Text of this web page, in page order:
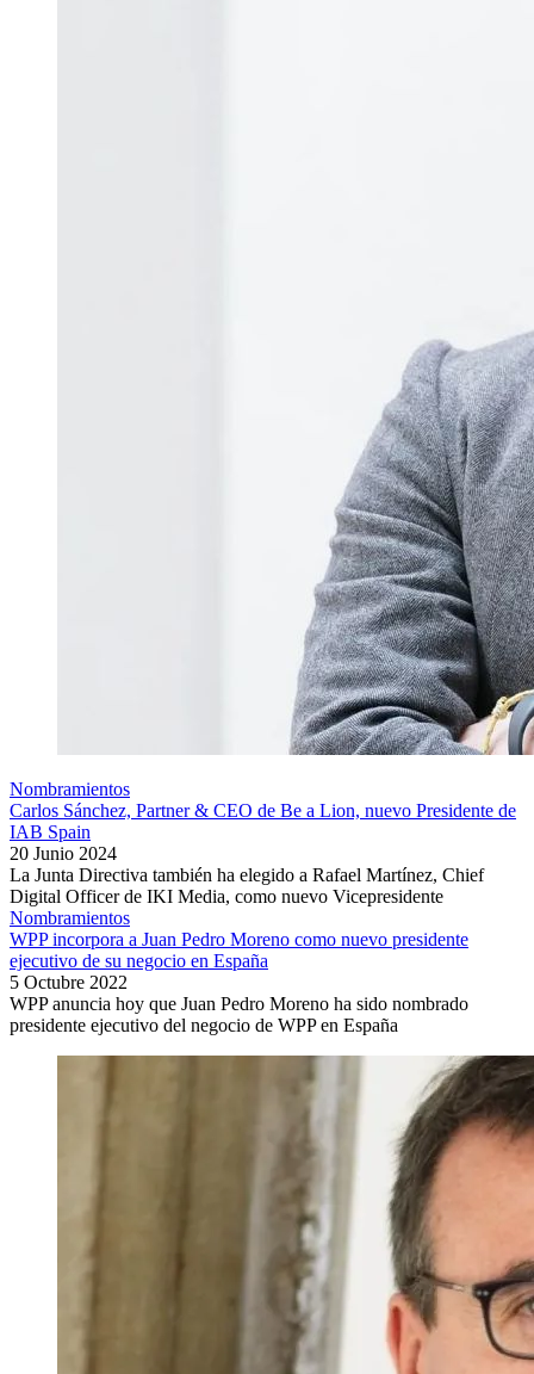
Nombramientos
Carlos Sánchez, Partner & CEO de Be a Lion, nuevo Presidente de
IAB Spain
20 Junio 2024
La Junta Directiva también ha elegido a Rafael Martínez, Chief
Digital Officer de IKI Media, como nuevo Vicepresidente
Nombramientos
WPP incorpora a Juan Pedro Moreno como nuevo presidente
ejecutivo de su negocio en España
5 Octubre 2022
WPP anuncia hoy que Juan Pedro Moreno ha sido nombrado
presidente ejecutivo del negocio de WPP en España